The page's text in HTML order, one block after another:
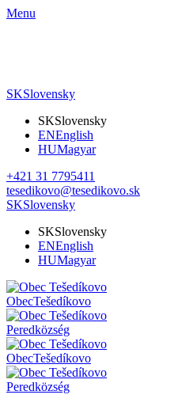
Menu
SKSlovensky
SKSlovensky
ENEnglish
HUMagyar
+421 31 7795411
tesedikovo@tesedikovo.sk
SKSlovensky
SKSlovensky
ENEnglish
HUMagyar
ObecTešedíkovo
Peredközség
ObecTešedíkovo
Peredközség